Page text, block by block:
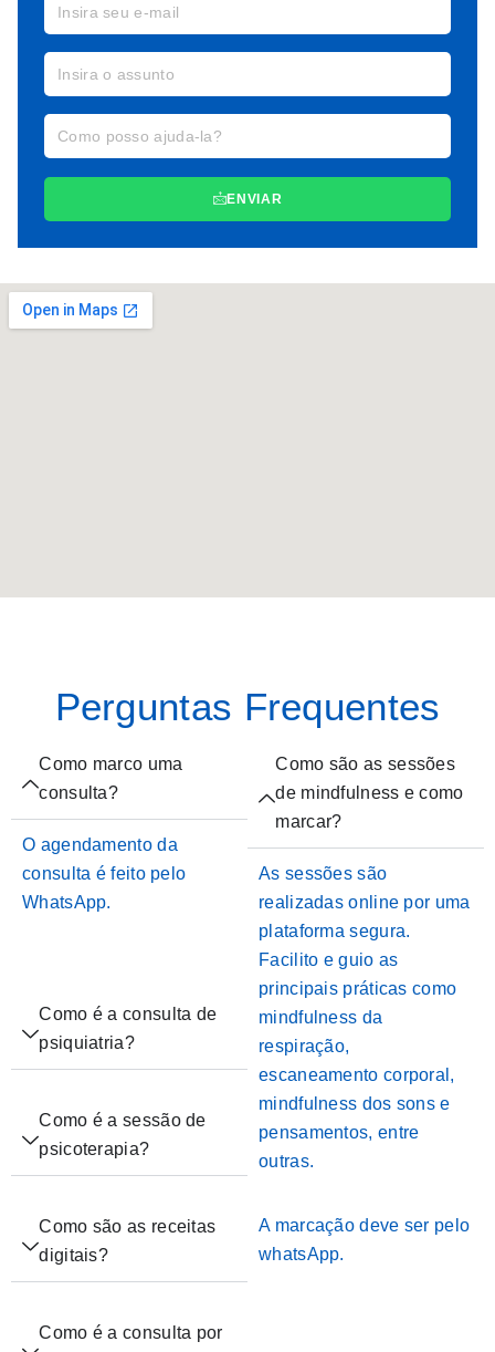
ENVIAR
Perguntas Frequentes
Como marco uma
consulta?
O agendamento da
consulta é feito pelo
WhatsApp.
Como é a consulta de
psiquiatria?
Como é a sessão de
psicoterapia?
Como são as receitas
digitais?
Como é a consulta por
Como são as sessões
de mindfulness e como
marcar?
As sessões são
realizadas online por uma
plataforma segura.
Facilito e guio as
principais práticas como
mindfulness da
respiração,
escaneamento corporal,
mindfulness dos sons e
pensamentos, entre
outras.
A marcação deve ser pelo
whatsApp.